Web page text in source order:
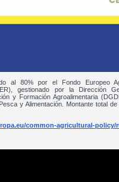
al 80% por el Fondo Europeo
gestionado por la Dirección
y Formación Agroalimentaria
y Alimentación. Montante total de
common-agricultural-policy/